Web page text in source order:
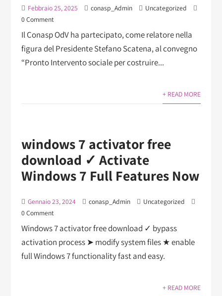
Febbraio 25, 2025 conasp_Admin
Uncategorized
0 Comment
Il Conasp OdV ha partecipato, come relatore nella
figura del Presidente Stefano Scatena, al convegno
“Pronto Intervento sociale per costruire...
+ READ MORE
windows 7 activator free
download ✓ Activate
Windows 7 Full Features Now
Gennaio 23, 2024 conasp_Admin
Uncategorized
0 Comment
Windows 7 activator free download ✓ bypass
activation process ➤ modify system files ★ enable
full Windows 7 functionality fast and easy.
+ READ MORE